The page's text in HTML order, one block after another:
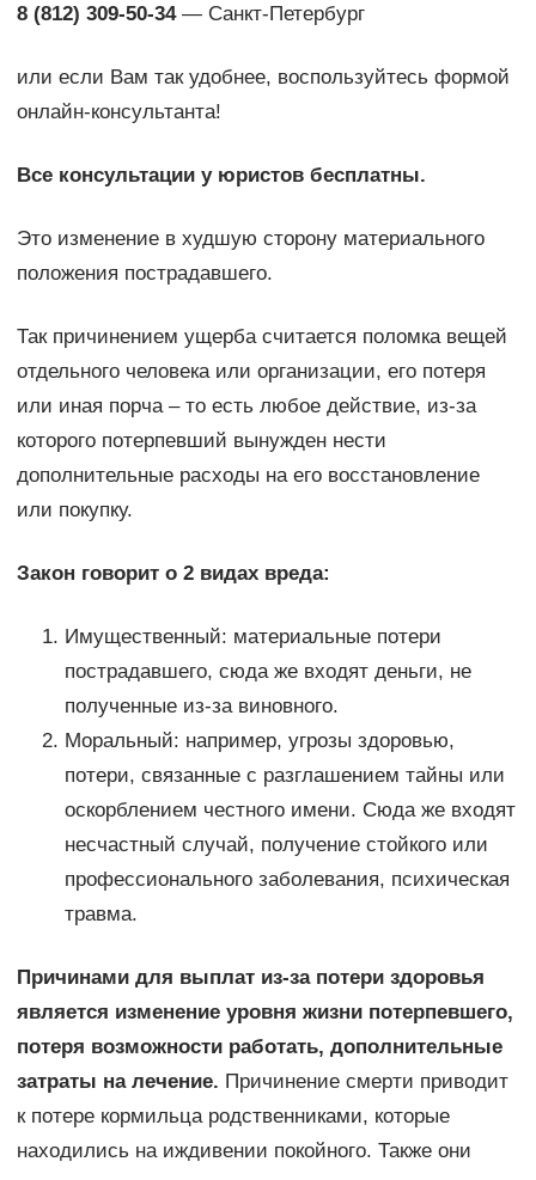
8 (812) 309-50-34— Санкт-Петербург
или если Вам так удобнее, воспользуйтесь формой
онлайн-консультанта!
Все консультации у юристов бесплатны.
Это изменение в худшую сторону материального
положения пострадавшего.
Так причинением ущерба считается поломка вещей
отдельного человека или организации, его потеря
или иная порча – то есть любое действие, из-за
которого потерпевший вынужден нести
дополнительные расходы на его восстановление
или покупку.
Закон говорит о 2 видах вреда:
Имущественный: материальные потери
пострадавшего, сюда же входят деньги, не
полученные из-за виновного.
Моральный: например, угрозы здоровью,
потери, связанные с разглашением тайны или
оскорблением честного имени. Сюда же входят
несчастный случай, получение стойкого или
профессионального заболевания, психическая
травма.
Причинами для выплат из-за потери здоровья
является изменение уровня жизни потерпевшего,
потеря возможности работать, дополнительные
затраты на лечение. Причинение смерти приводит
к потере кормильца родственниками, которые
находились на иждивении покойного. Также они